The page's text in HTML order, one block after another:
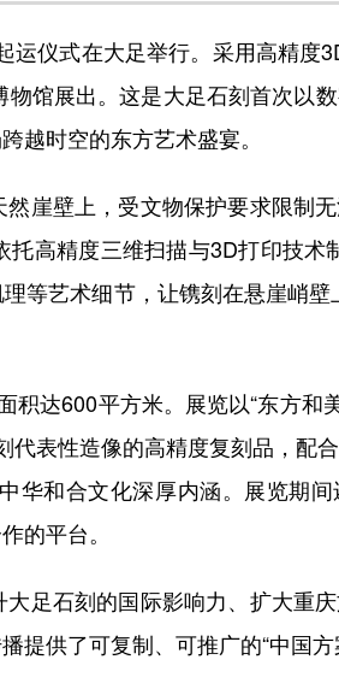
式在大足举行。采用高精度
馆展出。这是大足石刻首次以
越时空的东方艺术盛宴。
壁上，受文物保护要求限制
高精度三维扫描与3D打印技术
等艺术细节，让镌刻在悬崖峭壁
达600平方米。展览以“东方和
表性造像的高精度复刻品，配
华和合文化深厚内涵。展览期
的平台。
石刻的国际影响力、扩大重
供了可复制、可推广的“中国方